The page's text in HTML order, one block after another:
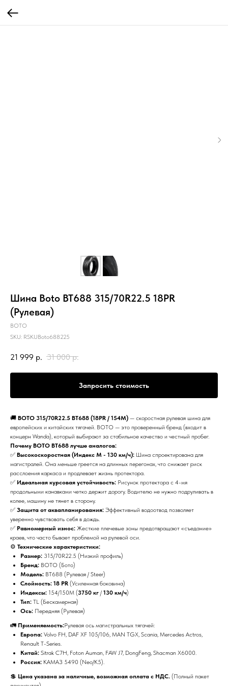
Шина Boto BT688 315/70R22.5 18PR
(Рулевая)
BOTO
SKU: RSKUBoto688225
21 999 р. 31 000 р.
Запросить стоимость
🚚 BOTO 315/70R22.5 BT688 (18PR / 154M) — скоростная рулевая шина для
европейских и китайских тягачей. BOTO — это проверенный бренд (входит в
концерн Wanda), который выбирают за стабильное качество и честный пробег.
Почему BOTO BT688 лучше аналогов:
✅ Высокоскоростная (Индекс M - 130 км/ч): Шина спроектирована для
магистралей. Она меньше греется на длинных перегонах, что снижает риск
расслоения каркаса и продлевает жизнь протектора.
✅ Идеальная курсовая устойчивость: Рисунок протектора с 4-мя
продольными канавками четко держит дорогу. Водителю не нужно подруливать в
колее, машину не тянет в сторону.
✅ Защита от аквапланирования: Эффективный водоотвод позволяет
уверенно чувствовать себя в дождь.
✅ Равномерный износ: Жесткие плечевые зоны предотвращают «съедание»
краев, что часто бывает проблемой на рулевой оси.
⚙️ Технические характеристики:
Размер: 315/70R22.5 (Низкий профиль)
Бренд: BOTO (Бото)
Модель: BT688 (Рулевая / Steer)
Слойность: 18 PR (Усиленная боковина)
Индексы: 154/150M (3750 кг / 130 км/ч)
Тип: TL (Бескамерная)
Ось: Передняя (Рулевая)
🚛 Применяемость:Рулевая ось магистральных тягачей:
Европа: Volvo FH, DAF XF 105/106, MAN TGX, Scania, Mercedes Actros,
Renault T-Series.
Китай: Sitrak C7H, Foton Auman, FAW J7, DongFeng, Shacman X6000.
Россия: КАМАЗ 5490 (Neo/K5).
💲 Цена указана за наличные, возможная оплата с НДС. (Полный пакет